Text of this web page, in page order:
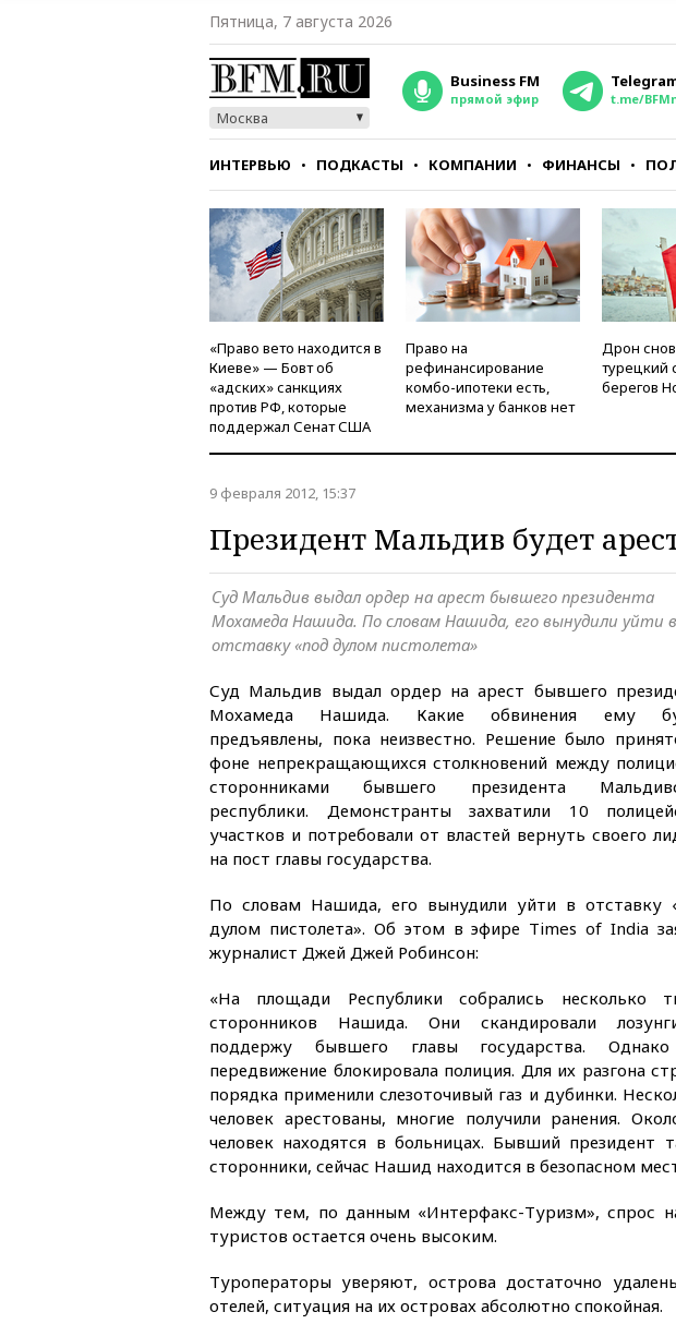
Пятница, 7 августа 2026
Москва
Business FM
прямой эфир t.me/
ИНТЕРВЬЮ ПОДКАСТЫ КОМПАНИИ ФИНАНСЫ
СТИЛЬ ТЕСТЫ
«Право вето находится в
Киеве» — Бовт об
«адских» санкциях
против РФ, которые
поддержал Сенат США
Право на
рефинансирование
комбо-ипотеки есть,
механизма у банков нет
Дрон
турецкий
берегов
9 февраля 2012, 15:37
Президент Мальдив будет
Суд Мальдив выдал ордер на арест бывшего президента
Мохамеда Нашида. По словам Нашида, его вынудили уйти в
отставку «под дулом пистолета»
Суд Мальдив выдал ордер на арест бывшего
Мохамеда Нашида. Какие обвинения ему
предъявлены, пока неизвестно. Решение было
фоне непрекращающихся столкновений между
сторонниками бывшего президента
республики. Демонстранты захватили 10
участков и потребовали от властей вернуть своего
на пост главы государства.
По словам Нашида, его вынудили уйти в отставку
дулом пистолета». Об этом в эфире Times of India
журналист Джей Джей Робинсон:
«На площади Республики собрались несколько
сторонников Нашида. Они скандировали
поддержу бывшего главы государства.
передвижение блокировала полиция. Для их разгона
порядка применили слезоточивый газ и дубинки.
человек арестованы, многие получили ранения.
человек находятся в больницах. Бывший президент
сторонники, сейчас Нашид находится в безопасном
Между тем, по данным «Интерфакс-Туризм», спрос
туристов остается очень высоким.
Туроператоры уверяют, острова достаточно
отелей, ситуация на их островах абсолютно спокойная.